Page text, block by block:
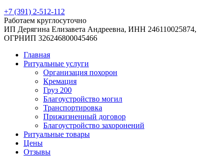
+7 (391) 2-512-112
Работаем круглосуточно
ИП Дерягина Елизавета Андреевна, ИНН 246110025874,
ОГРНИП 326246800045466
Главная
Ритуальные услуги
Организация похорон
Кремация
Груз 200
Благоустройство могил
Транспортировка
Прижизненный договор
Благоустройство захоронений
Ритуальные товары
Цены
Отзывы